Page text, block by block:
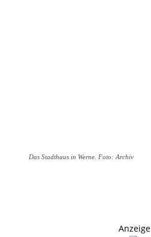
Das Stadthaus in Werne. Foto: Archiv
Anzeige